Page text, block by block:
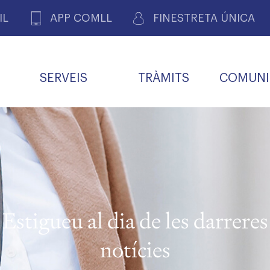
APP COMLL FINESTRETA ÚNICA
DE PACIENTS DE LLEIDA
SERVEIS TRÀMITS
DE GOVERN COMISSIÓ DEONTOLÒGICA
INFORMÀTICA I NOVES
TECNOLOGIES
DE FEINA
ALERTES
FARMACÈUTIQUES
R
CARNET METGE
COL·LEGIAT
Estigueu al dia de les darreres
notícies